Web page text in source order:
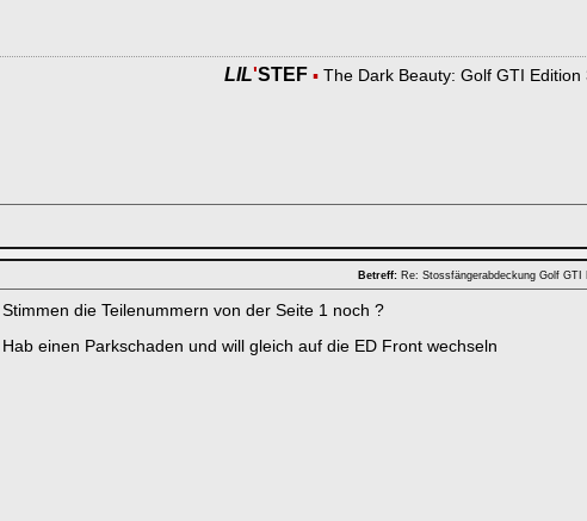
LIL'STEF ▪The Dark Beauty: Golf GTI Edition
Betreff: Re: Stossfängerabdeckung Golf
Stimmen die Teilenummern von der Seite 1 noch ?
Hab einen Parkschaden und will gleich auf die ED Front wechseln